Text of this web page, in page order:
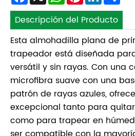
Descripción del Producto
Esta almohadilla plana de
trapeador está diseñada
versátil y sin rayas. Con una
microfibra suave con una
patrón de rayas azules,
excepcional tanto para
como para trapear en